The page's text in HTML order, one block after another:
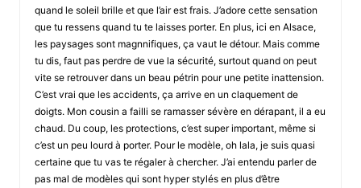
quand le soleil brille et que l’air est frais. J’adore cette sensation
que tu ressens quand tu te laisses porter. En plus, ici en Alsace,
les paysages sont magnnifiques, ça vaut le détour. Mais comme
tu dis, faut pas perdre de vue la sécurité, surtout quand on peut
vite se retrouver dans un beau pétrin pour une petite inattension.
C’est vrai que les accidents, ça arrive en un claquement de
doigts. Mon cousin a failli se ramasser sévère en dérapant, il a eu
chaud. Du coup, les protections, c’est super important, même si
c’est un peu lourd à porter. Pour le modèle, oh lala, je suis quasi
certaine que tu vas te régaler à chercher. J’ai entendu parler de
pas mal de modèles qui sont hyper stylés en plus d’être